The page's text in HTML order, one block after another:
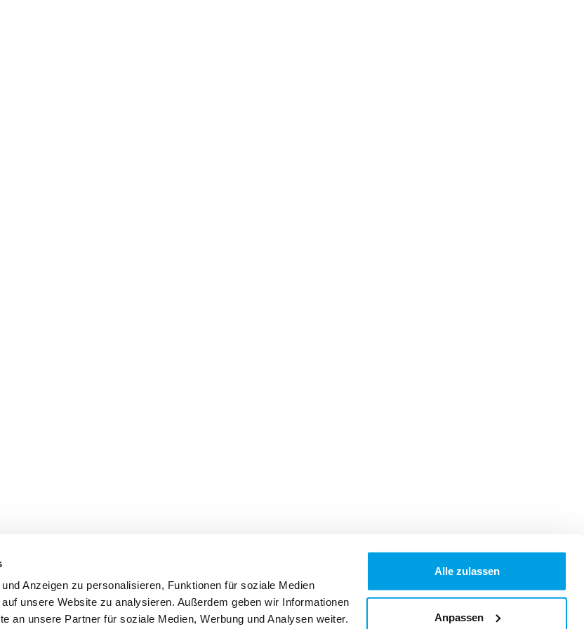
Anzeigen zu personalisieren, Funktionen für soziale Medien
unsere Website zu analysieren. Außerdem geben wir Informationen
an unsere Partner für soziale Medien, Werbung und Analysen weiter.
Alle zulassen
Anpassen